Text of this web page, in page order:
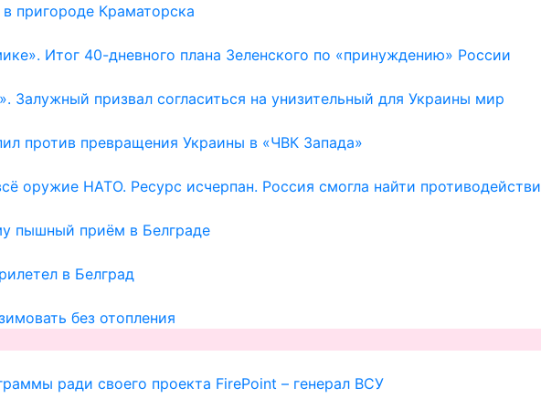
пригороде Краматорска
Итог 40-дневного плана Зеленского по «принуждению» России
Залужный призвал согласиться на унизительный для Украины мир
против превращения Украины в «ЧВК Запада»
оружие НАТО. Ресурс исчерпан. Россия смогла найти
пышный приём в Белграде
в Белград
без отопления
ради своего проекта FirePoint – генерал ВСУ